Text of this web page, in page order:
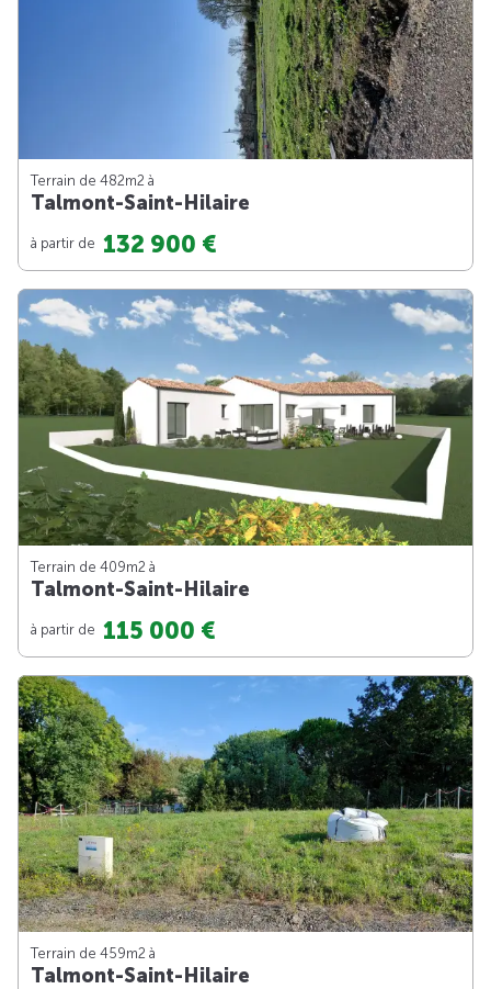
Terrain de 482m2 à
Talmont-Saint-Hilaire
à partir de 132 900 €
Terrain de 409m2 à
Talmont-Saint-Hilaire
à partir de 115 000 €
Terrain de 459m2 à
Talmont-Saint-Hilaire